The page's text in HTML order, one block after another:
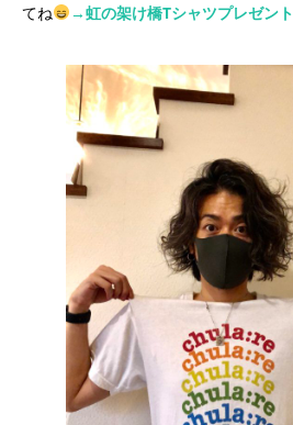
てね
→虹の架け橋Tシャツプレゼント